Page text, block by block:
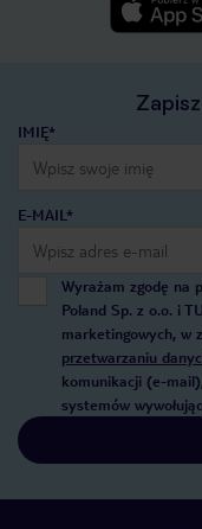
IMIĘ*
E-MAIL*
Wyrażam zgodę na
Poland Sp. z o.o. i
marketingowych, w
przetwarzaniu
komunikacji (e-
systemów